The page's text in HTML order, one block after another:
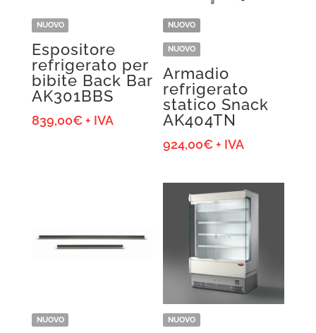
NUOVO
Espositore
refrigerato per
bibite Back Bar
AK301BBS
839,00€ + IVA
NUOVO
NUOVO
Armadio
refrigerato
statico Snack
AK404TN
924,00€+ IVA
NUOVO NUOVO